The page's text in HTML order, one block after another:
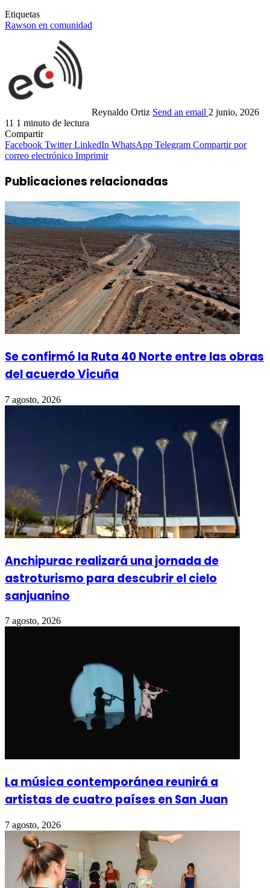
Etiquetas
Rawson en comunidad
Reynaldo Ortiz Send an email 2 junio, 2026
11 1 minuto de lectura
Compartir
Facebook Twitter LinkedIn WhatsApp Telegram Compartir por
correo electrónico Imprimir
Publicaciones relacionadas
Se confirmó la Ruta 40 Norte entre las obras
del acuerdo Vicuña
7 agosto, 2026
Anchipurac realizará una jornada de
astroturismo para descubrir el cielo
sanjuanino
7 agosto, 2026
La música contemporánea reunirá a
artistas de cuatro países en San Juan
7 agosto, 2026